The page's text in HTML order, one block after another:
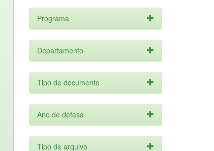
Programa
Departamento
Tipo de documento
Ano de defesa
Tipo de arquivo